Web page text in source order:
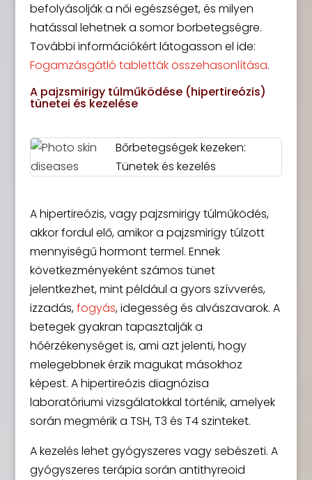
befolyásolják a női egészséget, és milyen
hatással lehetnek a somor borbetegségre.
További információkért látogasson el ide:
Fogamzásgátló tabletták összehasonlítása.
A pajzsmirigy túlműködése (hipertireózis)
tünetei és kezelése
Bőrbetegségek kezeken:
Tünetek és kezelés
A hipertireózis, vagy pajzsmirigy túlműködés,
akkor fordul elő, amikor a pajzsmirigy túlzott
mennyiségű hormont termel. Ennek
következményeként számos tünet
jelentkezhet, mint például a gyors szívverés,
izzadás,fogyás, idegesség és alvászavarok. A
betegek gyakran tapasztalják a
hőérzékenységet is, ami azt jelenti, hogy
melegebbnek érzik magukat másokhoz
képest. A hipertireózis diagnózisa
laboratóriumi vizsgálatokkal történik, amelyek
során megmérik a TSH, T3 és T4 szinteket.
A kezelés lehet gyógyszeres vagy sebészeti. A
gyógyszeres terápia során antithyreoid